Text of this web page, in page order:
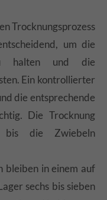
Trocknungsprozess
um die
halten und die
Ein kontrollierter
die entsprechende
Die Trocknung
bis die Zwiebeln
bleiben in einem auf
sechs bis sieben